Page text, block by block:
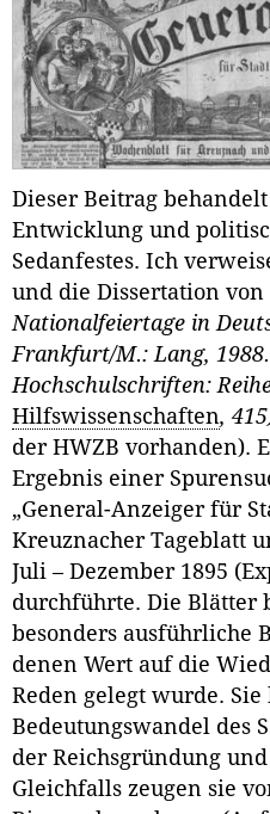
Dieser Beitrag
Entwicklung und
Sedanfestes. Ich
und die Dissertation von
Nationalfeiertage in
Frankfurt/M.: Lang,
Hochschulschriften:
Hilfswissenschaften,
der HWZB vorhanden).
Ergebnis einer
„General-Anzeiger für
Kreuznacher Tageblatt
Juli – Dezember 1895
durchführte. Die Blätter
besonders ausführliche
denen Wert auf die
Reden gelegt wurde.
Bedeutungswandel des
der Reichsgründung und
Gleichfalls zeugen sie